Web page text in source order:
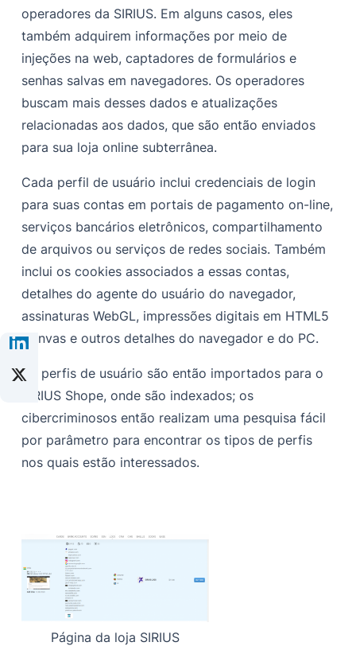
operadores da SIRIUS. Em alguns casos, eles
também adquirem informações por meio de
injeções na web, captadores de formulários e
senhas salvas em navegadores. Os operadores
buscam mais desses dados e atualizações
relacionadas aos dados, que são então enviados
para sua loja online subterrânea.
Cada perfil de usuário inclui credenciais de login
para suas contas em portais de pagamento on-line,
serviços bancários eletrônicos, compartilhamento
de arquivos ou serviços de redes sociais. Também
inclui os cookies associados a essas contas,
detalhes do agente do usuário do navegador,
assinaturas WebGL, impressões digitais em HTML5
Canvas e outros detalhes do navegador e do PC.
Os perfis de usuário são então importados para o
SIRIUS Shope, onde são indexados; os
cibercriminosos então realizam uma pesquisa fácil
por parâmetro para encontrar os tipos de perfis
nos quais estão interessados.
Página da loja SIRIUS